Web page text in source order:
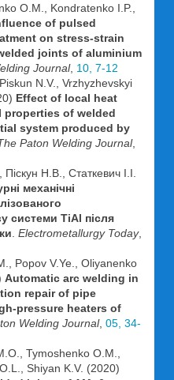
O.M., Kondratenko I.P.,
of pulsed
on stress-strain
joints of aluminium
Journal, 10, 7-12
N.V., Vrzhyzhevskyi
Effect of local heat
properties of welded
system produced by
Paton Welding Journal,
Н.В., Статкевич І.І.
механічні
системи TiAl після
Electrometallurgy Today,
Popov V.Ye., Oliyanenko
Automatic arc welding in
repair of pipe
pressure heaters of
Welding Journal, 05, 34-
Tymoshenko O.M.,
Shiyan K.V. (2020)